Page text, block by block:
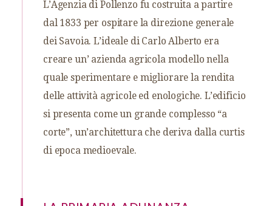
L’Agenzia di Pollenzo fu costruita a partire
dal 1833 per ospitare la direzione generale
dei Savoia. L’ideale di Carlo Alberto era
creare un’ azienda agricola modello nella
quale sperimentare e migliorare la rendita
delle attività agricole ed enologiche. L’edificio
si presenta come un grande complesso “a
corte”, un’architettura che deriva dalla curtis
di epoca medioevale.